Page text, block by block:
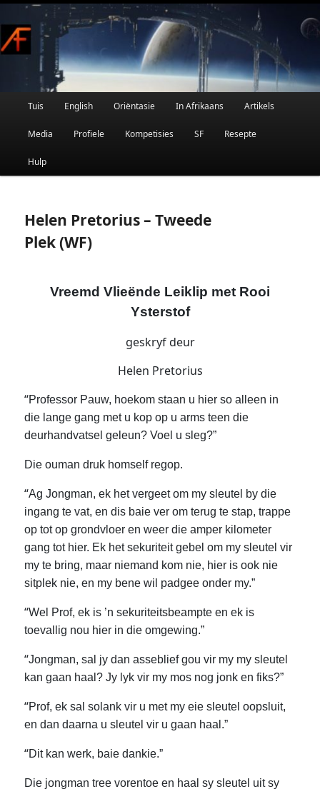
Skip
to
primary
content
Afrikaanse Wetenskapfiksie en Fantasie
Main
Tuis English Oriëntasie In Afrikaans Artikels
Media Profiele Kompetisies SF Resepte
Hulp
Helen Pretorius – Tweede
Plek (WF)
Vreemd Vlieënde Leiklip met Rooi
Ysterstof
geskryf deur
Helen Pretorius
“Professor Pauw, hoekom staan u hier so alleen in
die lange gang met u kop op u arms teen die
deurhandvatsel geleun? Voel u sleg?”
Die ouman druk homself regop.
“Ag Jongman, ek het vergeet om my sleutel by die
ingang te vat, en dis baie ver om terug te stap, trappe
op tot op grondvloer en weer die amper kilometer
gang tot hier. Ek het sekuriteit gebel om my sleutel vir
my te bring, maar niemand kom nie, hier is ook nie
sitplek nie, en my bene wil padgee onder my.”
“Wel Prof, ek is ’n sekuriteitsbeampte en ek is
toevallig nou hier in die omgewing.”
“Jongman, sal jy dan asseblief gou vir my my sleutel
kan gaan haal? Jy lyk vir my mos nog jonk en fiks?”
“Prof, ek sal solank vir u met my eie sleutel oopsluit,
en dan daarna u sleutel vir u gaan haal.”
“Dit kan werk, baie dankie.”
Die jongman tree vorentoe en haal sy sleutel uit sy